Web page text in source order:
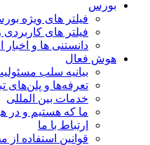
بورس
فیلتر های ویژه
فیلتر های کاربردی
دانستنی ها و اخبار
هوش فعال
بیانیه سلب
تعرفه‌ها و پلن‌های
خدمات بین المللی
ما که هستیم و در
ارتباط با ما
قوانین استفاده